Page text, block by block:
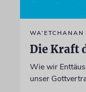
WA’ETCHANAN
Die Kraft
Wie wir
unser